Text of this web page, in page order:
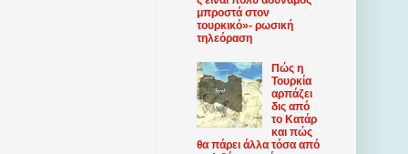
μπροστά στον
τουρκικό»- ρωσική
τηλεόραση
Πώς η
Τουρκία
αρπάζει
δις από
το Κατάρ
και πώς
θα πάρει άλλα τόσα από